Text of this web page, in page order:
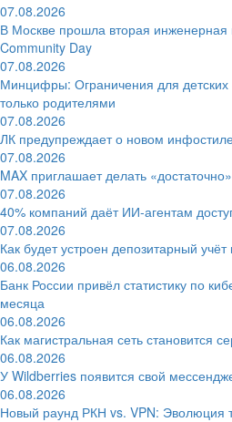
07.08.2026
В Москве прошла вторая
Community Day
07.08.2026
Минцифры: Ограничения для
только родителями
07.08.2026
ЛК предупреждает о новом
07.08.2026
MAX приглашает делать
07.08.2026
40% компаний даёт ИИ‑агентам
07.08.2026
Как будет устроен депозитарный
06.08.2026
Банк России привёл статистику по
месяца
06.08.2026
Как магистральная сеть становится
06.08.2026
У Wildberries появится свой
06.08.2026
Новый раунд РКН vs. VPN: Эволюция